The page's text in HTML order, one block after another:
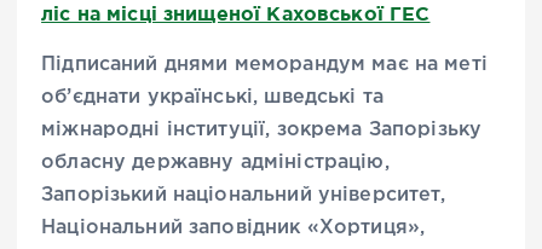
ліс на місці знищеної Каховської ГЕС
Підписаний днями меморандум має на меті
об’єднати українські, шведські та
міжнародні інституції, зокрема Запорізьку
обласну державну адміністрацію,
Запорізький національний університет,
Національний заповідник «Хортиця»,